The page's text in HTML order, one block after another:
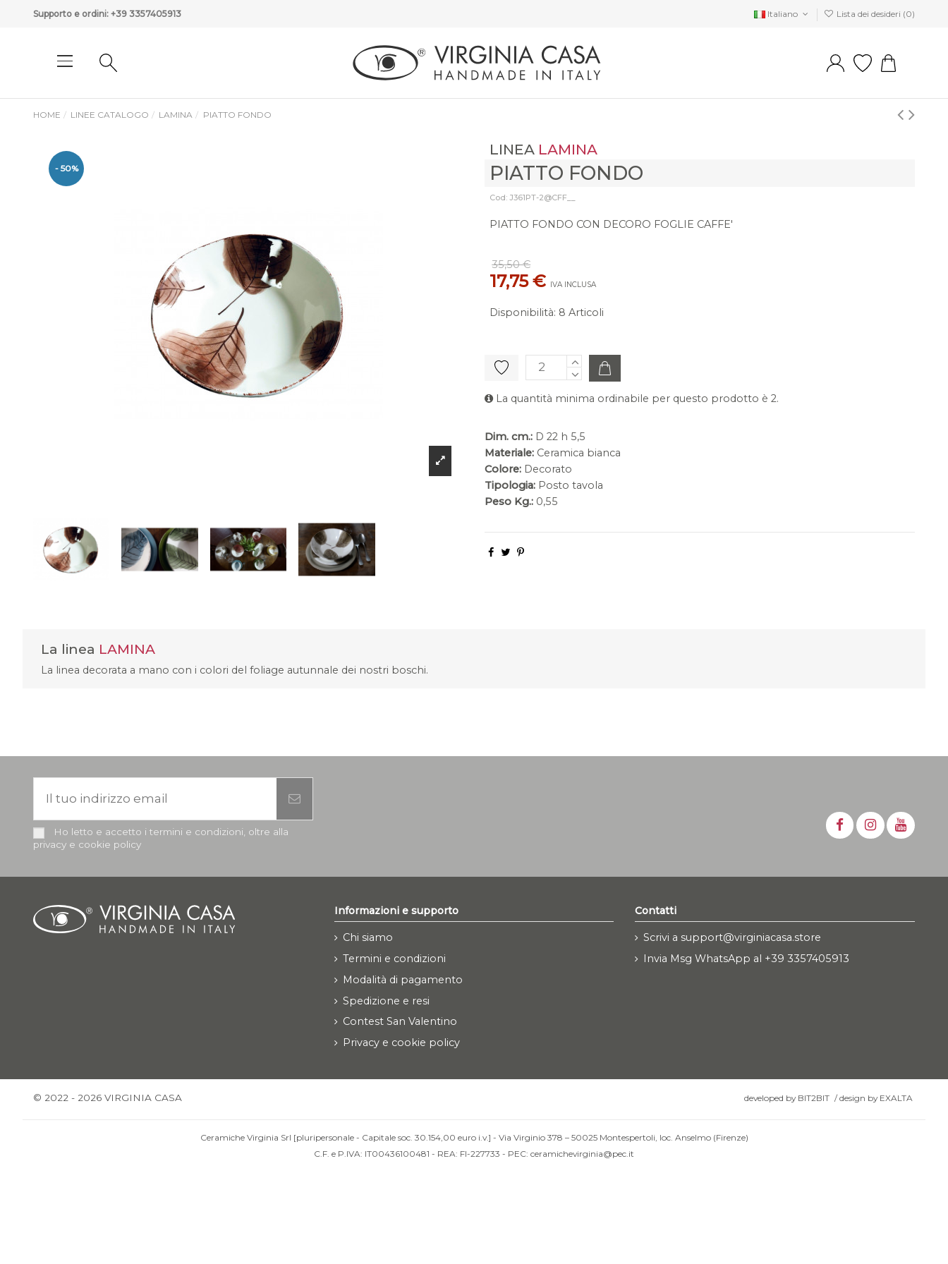
Supporto e ordini: +39 3357405913 Italiano Lista dei desideri (0)
HOME LINEE CATALOGO LAMINA PIATTO FONDO
- 50%
LINEA LAMINA
PIATTO FONDO
Cod: J361PT-2@CFF__
PIATTO FONDO CON DECORO FOGLIE CAFFE'
35,50 €
17,75 € IVA INCLUSA
Disponibilità: 8 Articoli
La quantità minima ordinabile per questo prodotto è 2.
Dim. cm.: D 22 h 5,5
Materiale: Ceramica bianca
Colore: Decorato
Tipologia: Posto tavola
Peso Kg.: 0,55
La linea LAMINA
La linea decorata a mano con i colori del foliage autunnale dei nostri boschi.
Ho letto e accetto i termini e condizioni, oltre alla
privacy e cookie policy
Informazioni e supporto
Chi siamo
Termini e condizioni
Modalità di pagamento
Spedizione e resi
Contest San Valentino
Privacy e cookie policy
Contatti
Scrivi a support@virginiacasa.store
Invia Msg WhatsApp al +39 3357405913
© 2022 - 2026 VIRGINIA CASA developed by BIT2BIT /design by EXALTA
Ceramiche Virginia Srl [pluripersonale - Capitale soc. 30.154,00 euro i.v.] - Via Virginio 378 – 50025 Montespertoli, loc. Anselmo (Firenze)
C.F. e P.IVA: IT00436100481 - REA: FI-227733 - PEC: ceramichevirginia@pec.it